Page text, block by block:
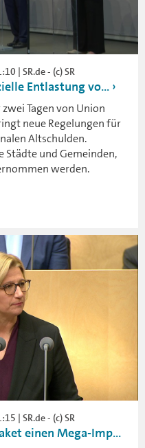
| SR.de - (c) SR
Entlastung vo...
Tagen von Union
neue Regelungen für
Altschulden.
Städte und Gemeinden,
werden.
| SR.de - (c) SR
einen Mega-Imp...